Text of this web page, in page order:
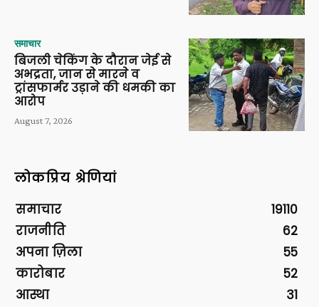
समाचार
बिजली चेकिंग के दौरान जेई से
अभद्रता, जान से मारने व
ट्रांसफार्मर उड़ाने की धमकी का
आरोप
August 7, 2026
लोकप्रिय श्रेणियां
समाचार
19110
राजनीति
62
अपना ज़िला
55
कारोबार
52
आस्था
31